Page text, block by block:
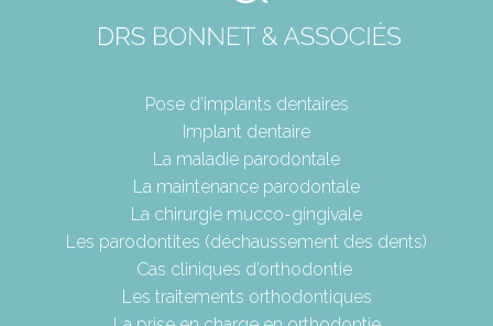
Pose d’implants dentaires
Implant dentaire
La maladie parodontale
La maintenance parodontale
La chirurgie mucco-gingivale
Les parodontites (déchaussement des dents)
Cas cliniques d’orthodontie
Les traitements orthodontiques